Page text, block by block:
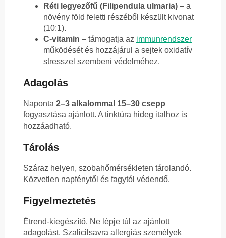
Réti legyezőfű (Filipendula ulmaria) – a
növény föld feletti részéből készült kivonat
(10:1).
C-vitamin – támogatja az immunrendszer
működését és hozzájárul a sejtek oxidatív
stresszel szembeni védelméhez.
Adagolás
Naponta 2–3 alkalommal 15–30 csepp
fogyasztása ajánlott. A tinktúra hideg italhoz is
hozzáadható.
Tárolás
Száraz helyen, szobahőmérsékleten tárolandó.
Közvetlen napfénytől és fagytól védendő.
Figyelmeztetés
Étrend-kiegészítő. Ne lépje túl az ajánlott
adagolást. Szalicilsavra allergiás személyek